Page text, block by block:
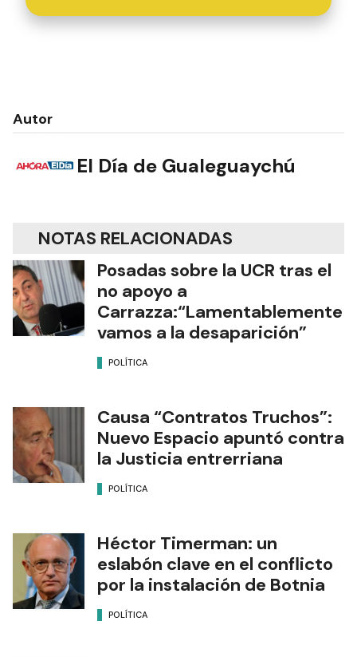
Autor
El Día de Gualeguaychú
NOTAS RELACIONADAS
Posadas sobre la UCR tras el
no apoyo a
Carrazza:“Lamentablemente
vamos a la desaparición”
POLÍTICA
Causa “Contratos Truchos”:
Nuevo Espacio apuntó contra
la Justicia entrerriana
POLÍTICA
Héctor Timerman: un
eslabón clave en el conflicto
por la instalación de Botnia
POLÍTICA